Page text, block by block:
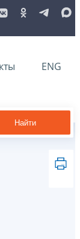
ENG
Найти